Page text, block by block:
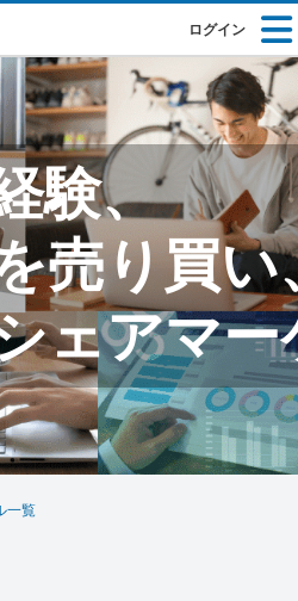
ログイン
験、
売り買い
ェアマー
一覧